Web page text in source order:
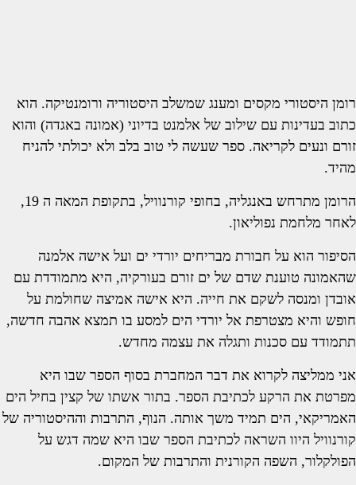
רומן היסטורי מקסים ומענג שמשלב היסטוריה ורומנטיקה. הוא
כתוב בעדינות עם שילוב של אלמנט בדיוני (אמונה באגדה) והוא
זורם ונעים לקריאה. ספר שעשה לי טוב בלב ולא יכולתי להניח
מהיד.
הרומן מתרחש באנגליה, בחופי קורנוויל, בתקופת המאה ה 19,
לאחר מלחמת נפוליאון.
הסיפור הוא על חבורת מבריחים יורדי ים ועל אישה אלמנה
שהאמונה טוענת שדם של ים זורם בעורקיה, היא מתמודדת עם
אובדן ומנסה לשקם את חייה. היא אישה אמיצה שחולמת על
חופש והיא מצטרפת אל יורדי הים למסע בו תמצא אהבה חדשה,
תתמודד עם סכנות ותגלה את עצמה מחדש.
אני ממליצה לקרוא את דבר המחברת בסוף הספר שבו היא
מפרטת את הרקע לכתיבת הספר. בתור אשתו של קצין בחיל הים
האמריקאי, הים תמיד משך אותה. הנוף, התרבות וההיסטוריה של
קורנוויל היוו השראה לכתיבת הספר שבו היא שמה דגש על
הפולקלור, השפה הקורנית והתרבות של המקום.